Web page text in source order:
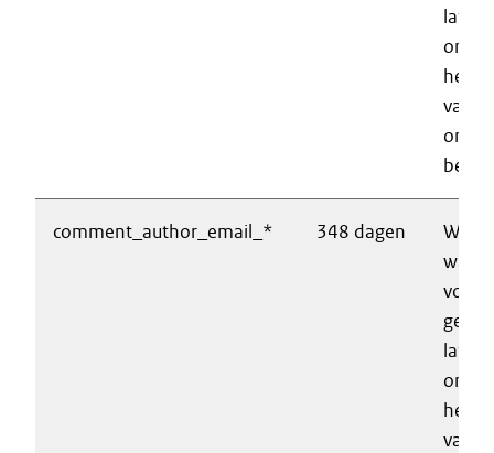
laten
het
van
comment_author_email_* 348 dagen
voor
laten
het
van